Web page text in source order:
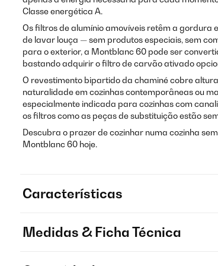
Classe energética A.
Os filtros de alumínio amovíveis retêm a gordura
de lavar louça — sem produtos especiais, sem
para o exterior, a Montblanc 60 pode ser
bastando adquirir o filtro de carvão ativado
O revestimento bipartido da chaminé cobre
naturalidade em cozinhas contemporâneas ou
especialmente indicada para cozinhas com
os filtros como as peças de substituição estão
Descubra o prazer de cozinhar numa cozinha
Montblanc 60 hoje.
Características
Medidas & Ficha Técnica